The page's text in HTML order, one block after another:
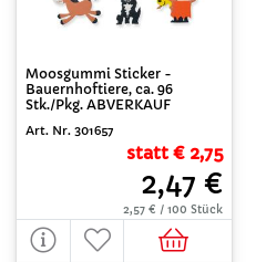
Moosgummi Sticker -
Bauernhoftiere, ca. 96
Stk./Pkg. ABVERKAUF
Art. Nr. 301657
statt € 2,75
2,47 €
2,57 € / 100 Stück